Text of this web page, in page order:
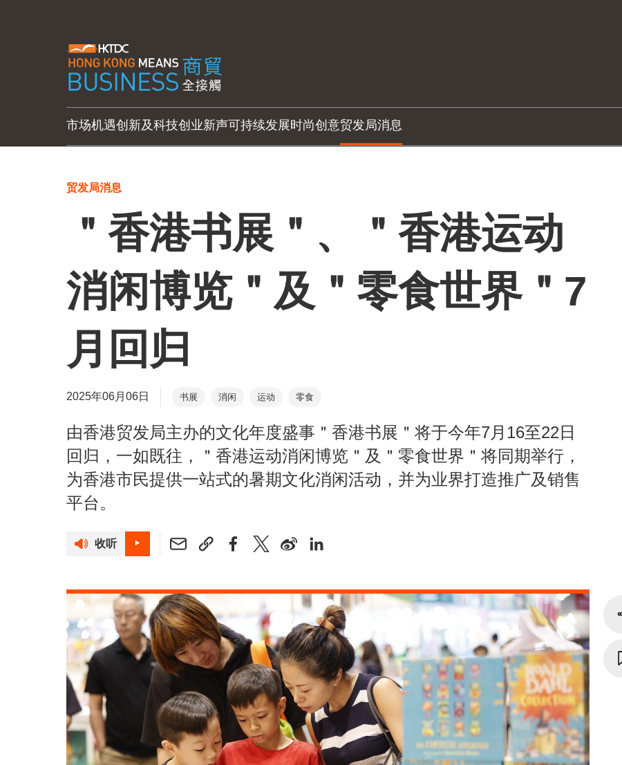
市场机遇创新及科技创业新声可持续发展时尚创意贸发局消息
贸发局消息
＂香港书展＂、＂香港运动
消闲博览＂及＂零食世界＂7
月回归
2025年06月06日 书展 消闲 运动 零食
由香港贸发局主办的文化年度盛事＂香港书展＂将于今年7月16至22日
回归，一如既往，＂香港运动消闲博览＂及＂零食世界＂将同期举行，
为香港市民提供一站式的暑期文化消闲活动，并为业界打造推广及销售
平台。
收听